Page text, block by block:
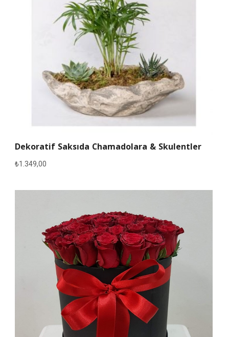
Dekoratif Saksıda Chamadolara & Skulentler
₺1.349,00